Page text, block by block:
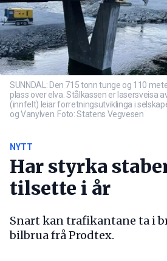
SUNNDAL: Den 715 tonn tunge og 110
plass over elva. Stålkassen er lasersveisa
(innfelt) leiar forretningsutviklinga i
og Vanylven. Foto: Statens Vegvesen
NYTT
Har styrka
tilsette i år
Snart kan trafikantane ta i
bilbrua frå Prodtex.